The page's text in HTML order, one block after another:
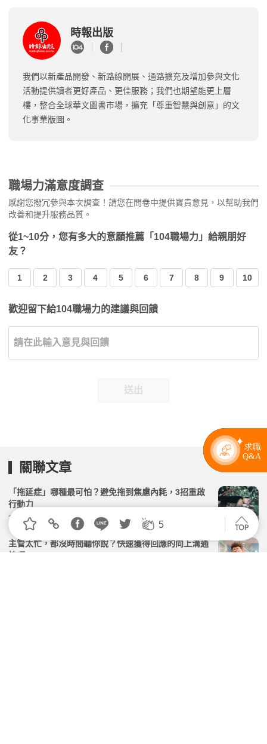
時報出版
我們以新產品開發、新路線開展、通路擴充及增加參與文化
活動提供讀者更好產品、更佳服務；我們也期望能更上層
樓，整合全球華文圖書市場，擴充「尊重智慧與創意」的文
化事業版圖。
職場力滿意度調查
感謝您撥冗參與本次調查！請您在問卷中提供寶貴意見，以幫助我們
改善和提升服務品質。
從1~10分，您有多大的意願推薦「104職場力」給親朋好
友？
1 2 3 4 5 6 7 8 9 10
歡迎留下給104職場力的建議與回饋
送出
5
關聯文章
「拖延症」哪種最可怕？避免拖到焦慮內耗，3招重啟
行動力
2026.02.19 | 104小編 | 2525觀看數
主管太忙，都沒時間聽你說？快速獲得回應的向上溝通
技巧